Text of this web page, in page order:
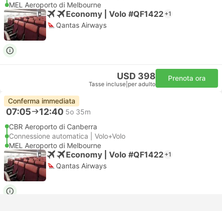
MEL Aeroporto di Melbourne
Economy | Volo #QF1422 +1
Qantas Airways
USD 398
Tasse incluse per adulto
Prenota ora
Conferma immediata
07:05 12:40 5o 35m
CBR Aeroporto di Canberra
Connessione automatica | Volo+Volo
MEL Aeroporto di Melbourne
Economy | Volo #QF1422 +1
Qantas Airways